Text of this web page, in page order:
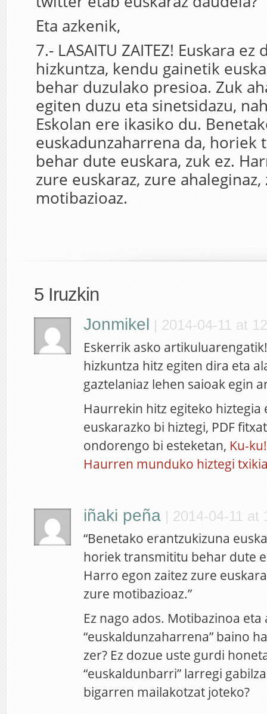
Eta azkenik,
7.- LASAITU ZAITEZ! Euskara ez
hizkuntza, kendu gainetik
behar duzulako presioa. Zuk
egiten duzu eta sinetsidazu,
Eskolan ere ikasiko du.
euskadunzaharrena da, horiek
behar dute euskara, zuk ez.
zure euskaraz, zure ahaleginaz,
motibazioaz.
5 Iruzkin
Jonmikel | 2014-04-11 at
Eskerrik asko
hizkuntza hitz egiten dira eta
gaztelaniaz lehen saioak egin
Haurrekin hitz egiteko hiztegia
euskarazko bi hiztegi, PDF
ondorengo bi esteketan, Ku-
Haurren munduko hiztegi
iñaki peña | 2014-04-11 at
“Benetako erantzukizuna
horiek transmititu behar dute
Harro egon zaitez zure
zure motibazioaz.”
Ez nago ados. Motibazinoa eta
“euskaldunzaharrena” baino
zer? Ez dozue uste gurdi
“euskaldunbarri” larregi
bigarren mailakotzat joteko?